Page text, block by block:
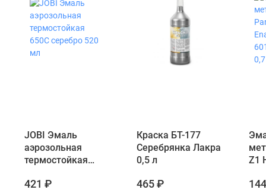
JOBI Эмаль
аэрозольная
термостойкая
мл
421 ₽
Краска БТ-177
Серебрянка Лакра
0,5 л
465 ₽
Z1